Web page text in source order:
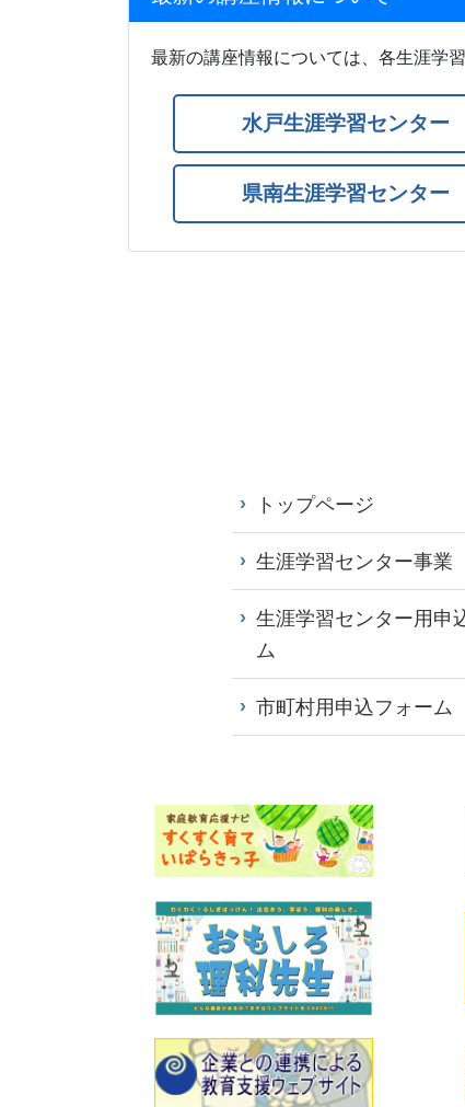
最新の講座情報については、各生涯学
水戸生涯学習センター
県南生涯学習センター
トップページ
生涯学習センター事業
生涯学習センター用申
ム
市町村用申込フォーム